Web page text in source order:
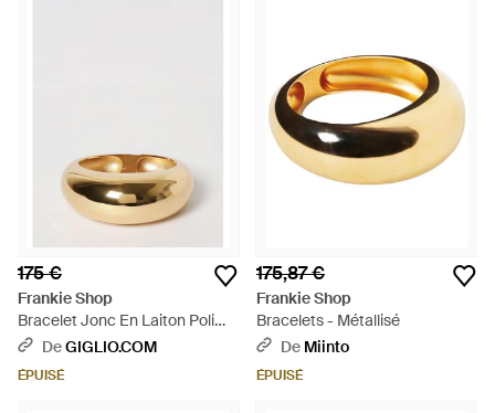
175 €
Frankie Shop
Bracelet Jonc En Laiton Poli
Avec Logo Gravé - Neutre
DeGIGLIO.COM
ÉPUISÉ
175,87 €
Frankie Shop
Bracelets - Métallisé
De Miinto
ÉPUISÉ